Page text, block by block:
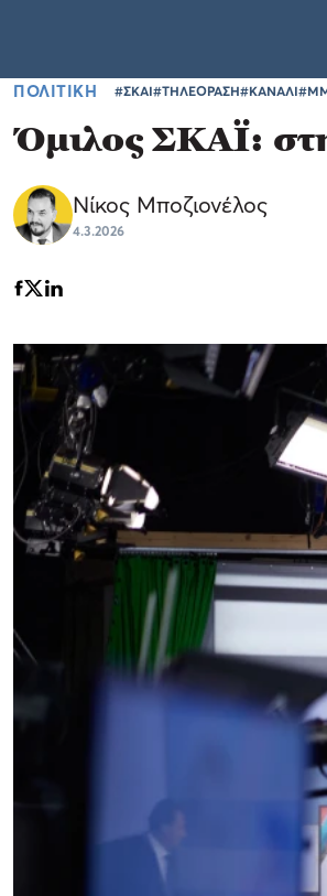
ΠΟΛΙΤΙΚΗ #ΣΚΑΙ#ΤΗΛΕΟΡΑΣΗ#ΚΑΝΑΛΙ
Όμιλος ΣΚΑΪ:
Νίκος Μποζιονέλος
4.3.2026